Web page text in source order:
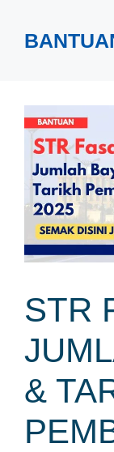
content
STR
&